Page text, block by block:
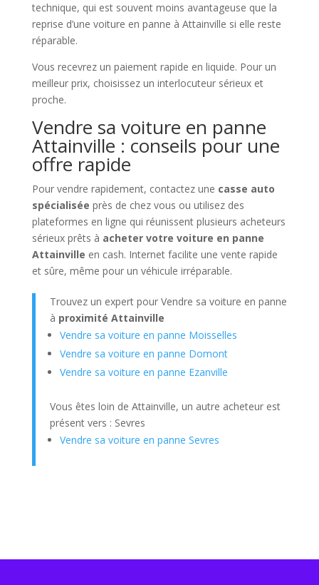
technique, qui est souvent moins avantageuse que la
reprise d’une voiture en panne à Attainville si elle reste
réparable.
Vous recevrez un paiement rapide en liquide. Pour un
meilleur prix, choisissez un interlocuteur sérieux et
proche.
Vendre sa voiture en panne
Attainville : conseils pour une
offre rapide
Pour vendre rapidement, contactez une casse auto
spécialisée près de chez vous ou utilisez des
plateformes en ligne qui réunissent plusieurs acheteurs
sérieux prêts à acheter votre voiture en panne
Attainville en cash. Internet facilite une vente rapide
et sûre, même pour un véhicule irréparable.
Trouvez un expert pour Vendre sa voiture en panne
à proximité Attainville
Vendre sa voiture en panne Moisselles
Vendre sa voiture en panne Domont
Vendre sa voiture en panne Ezanville
Vous êtes loin de Attainville, un autre acheteur est
présent vers : Sevres
Vendre sa voiture en panne Sevres